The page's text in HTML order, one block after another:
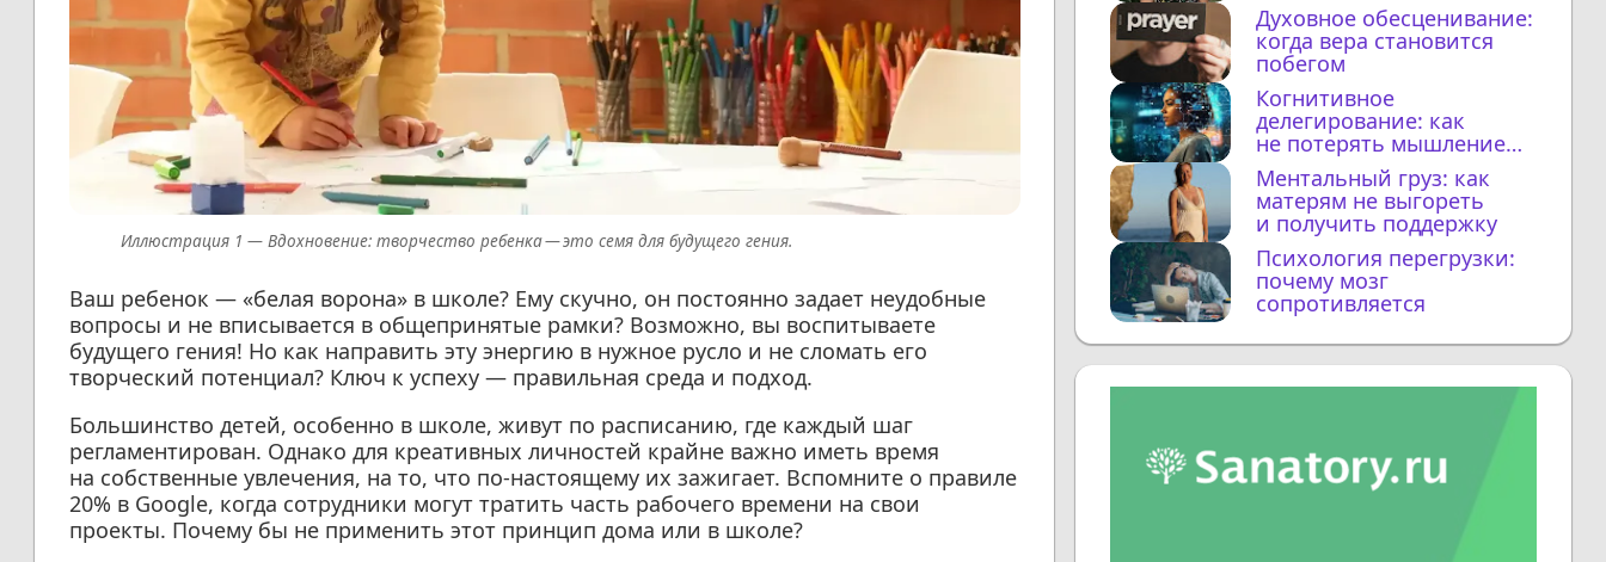
Вдохновение: творчество ребенка — это семя для будущего гения.
Ваш ребенок — «белая ворона» в школе? Ему скучно, он постоянно задает неудобные
вопросы и не вписывается в общепринятые рамки? Возможно, вы воспитываете
будущего гения! Но как направить эту энергию в нужное русло и не сломать его
творческий потенциал? Ключ к успеху — правильная среда и подход.
Большинство детей, особенно в школе, живут по расписанию, где каждый шаг
регламентирован. Однако для креативных личностей крайне важно иметь время
на собственные увлечения, на то, что по-настоящему их зажигает. Вспомните о правиле
20% в Google, когда сотрудники могут тратить часть рабочего времени на свои
проекты. Почему бы не применить этот принцип дома или в школе?
Духовное обесценивание:
когда вера становится
побегом
Когнитивное
делегирование: как
не потерять мышление
с ИИ
Ментальный груз: как
матерям не выгореть
и получить поддержку
Психология перегрузки:
почему мозг
сопротивляется